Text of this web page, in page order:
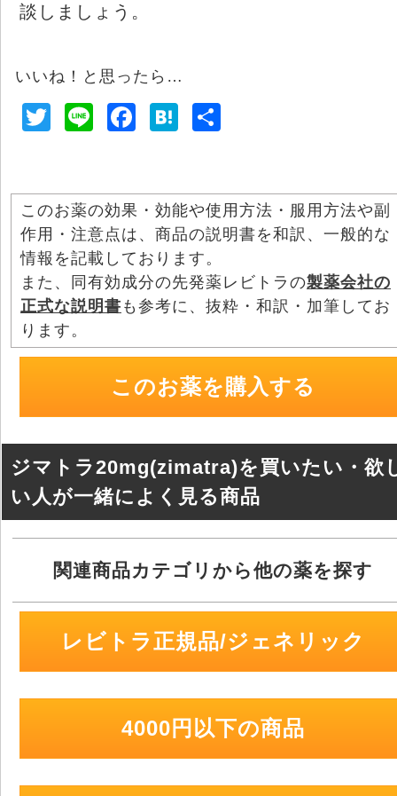
談しましょう。
いいね！と思ったら…
T
er
Li
e
b
o
o
k
H
n
a
このお薬の効果・効能や使用方法・服用方法や副
作用・注意点は、商品の説明書を和訳、一般的な
情報を記載しております。
また、同有効成分の先発薬レビトラの製薬会社の
正式な説明書 も参考に、抜粋・和訳・加筆してお
ります。
このお薬を購入する
ジマトラ20mg(zimatra)を買いたい・欲
い人が一緒によく見る商品
関連商品カテゴリから他の薬を探す
レビトラ正規品/ジェネリック
4000円以下の商品